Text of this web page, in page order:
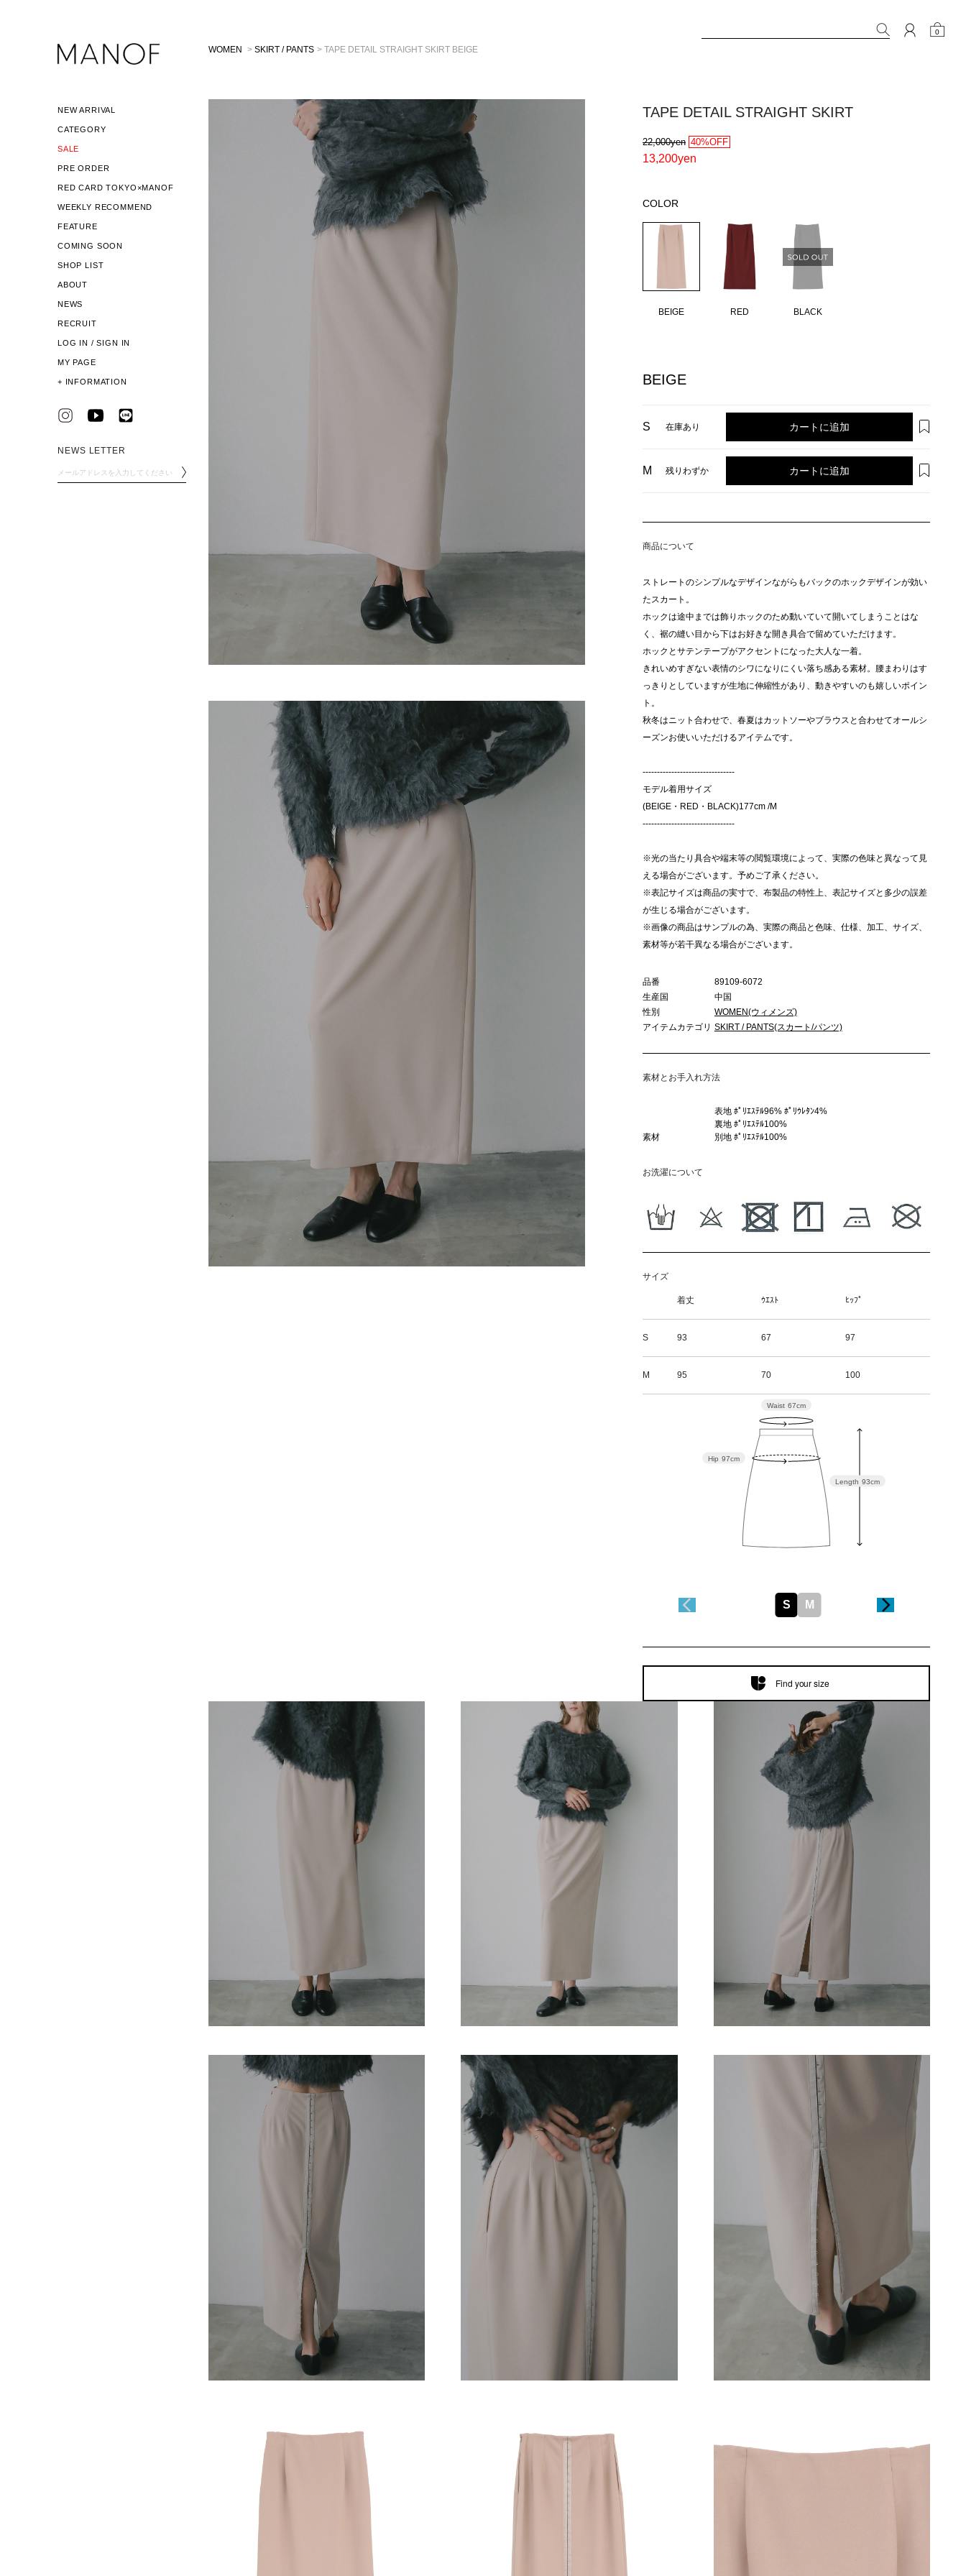
NEW ARRIVAL
CATEGORY
SALE
PRE ORDER
RED CARD TOKYO×MANOF
WEEKLY RECOMMEND
FEATURE
COMING SOON
SHOP LIST
ABOUT
NEWS
RECRUIT
LOG IN / SIGN IN
MY PAGE
+ INFORMATION
NEWS LETTER
0
WOMEN > SKIRT / PANTS > TAPE DETAIL STRAIGHT SKIRT BEIGE
TAPE DETAIL STRAIGHT SKIRT
22,000yen 40%OFF
13,200yen
COLOR
BEIGE RED BLACK
BEIGE
S 在庫あり カートに追加
M 残りわずか カートに追加
商品について
ストレートのシンプルなデザインながらもバックのホックデザインが効い
たスカート。
ホックは途中までは飾りホックのため動いていて開いてしまうことはな
く、裾の縫い目から下はお好きな開き具合で留めていただけます。
ホックとサテンテープがアクセントになった大人な一着。
きれいめすぎない表情のシワになりにくい落ち感ある素材。腰まわりはす
っきりとしていますが生地に伸縮性があり、動きやすいのも嬉しいポイン
ト。
秋冬はニット合わせで、春夏はカットソーやブラウスと合わせてオールシ
ーズンお使いいただけるアイテムです。
--------------------------------
モデル着用サイズ
(BEIGE・RED・BLACK)177cm /M
--------------------------------
※光の当たり具合や端末等の閲覧環境によって、実際の色味と異なって見
える場合がございます。予めご了承ください。
※表記サイズは商品の実寸で、布製品の特性上、表記サイズと多少の誤差
が生じる場合がございます。
※画像の商品はサンプルの為、実際の商品と色味、仕様、加工、サイズ、
素材等が若干異なる場合がございます。
品番
89109-6072
生産国
中国
性別
WOMEN(ウィメンズ)
アイテムカテゴリ SKIRT / PANTS(スカート/パンツ)
素材とお手入れ方法
素材
表地 ﾎﾟﾘｴｽﾃﾙ96% ﾎﾟﾘｳﾚﾀﾝ4%
裏地 ﾎﾟﾘｴｽﾃﾙ100%
別地 ﾎﾟﾘｴｽﾃﾙ100%
お洗濯について
サイズ
着丈 ｳｴｽﾄ ﾋｯﾌﾟ
S 93 67 97
M 95 70 100
Length 93cm
Hip 97cm
Waist 67cm
S M
Find your size